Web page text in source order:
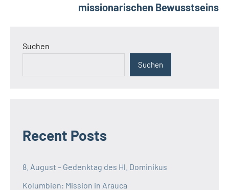
missionarischen Bewusstseins
Suchen
Suchen
Recent Posts
8. August – Gedenktag des Hl. Dominikus
Kolumbien: Mission in Arauca